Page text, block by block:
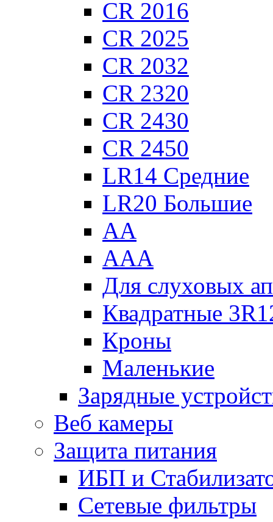
CR 2016
CR 2025
CR 2032
CR 2320
CR 2430
CR 2450
LR14 Средние
LR20 Большие
АА
ААА
Для слуховых
Квадратные
Кроны
Маленькие
Зарядные
Веб камеры
Защита питания
ИБП и
Сетевые фильтры